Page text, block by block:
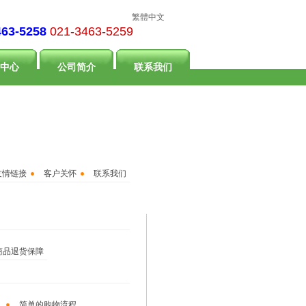
繁體中文
5258 021-3463-5259
心 公司简介 联系我们
情链接 客户关怀 联系我们
品退货保障